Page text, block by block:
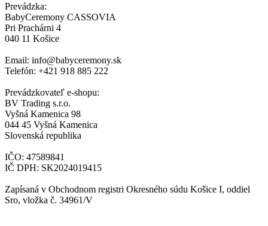
Prevádzka:
BabyCeremony CASSOVIA
Pri Prachárni 4
040 11 Košice
Email: info@babyceremony.sk
Telefón: +421 918 885 222
Prevádzkovateľ e-shopu:
BV Trading s.r.o.
Vyšná Kamenica 98
044 45 Vyšná Kamenica
Slovenská republika
IČO: 47589841
IČ DPH: SK2024019415
Zapísaná v Obchodnom registri Okresného súdu Košice I, oddiel
Sro, vložka č. 34961/V